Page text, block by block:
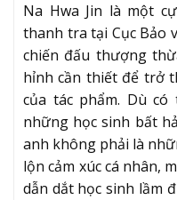
Na Hwa Jin là một
thanh tra tại Cục Bảo
chiến đấu thượng
hỉnh cần thiết để trở
của tác phẩm. Dù
những học sinh bất
anh không phải là
lộn cảm xúc cá nhân,
dẫn dắt học sinh lầm